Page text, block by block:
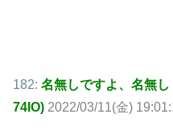
182: 名無しですよ、名無し
74IO) 2022/03/11(金)